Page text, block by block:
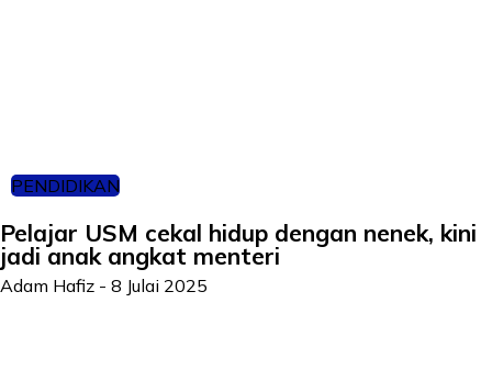
PENDIDIKAN
Pelajar USM cekal hidup dengan nenek, kini
jadi anak angkat menteri
Adam Hafiz - 8 Julai 2025